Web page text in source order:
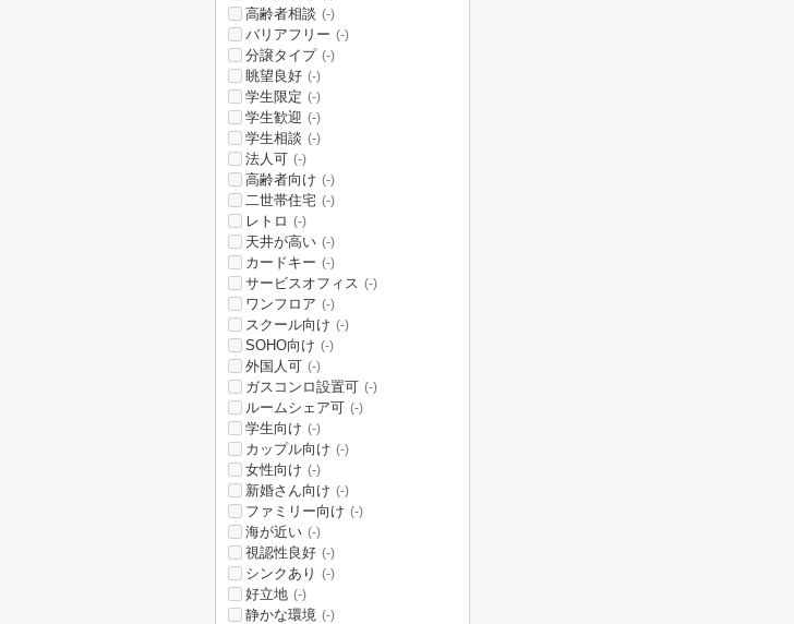
高齢者相談 (-)
バリアフリー (-)
分譲タイプ (-)
眺望良好 (-)
学生限定 (-)
学生歓迎 (-)
学生相談 (-)
法人可 (-)
高齢者向け (-)
二世帯住宅 (-)
レトロ (-)
天井が高い (-)
カードキー (-)
サービスオフィス (-)
ワンフロア (-)
スクール向け (-)
SOHO向け (-)
外国人可 (-)
ガスコンロ設置可 (-)
ルームシェア可 (-)
学生向け (-)
カップル向け (-)
女性向け (-)
新婚さん向け (-)
ファミリー向け (-)
海が近い (-)
視認性良好 (-)
シンクあり (-)
好立地 (-)
静かな環境 (-)